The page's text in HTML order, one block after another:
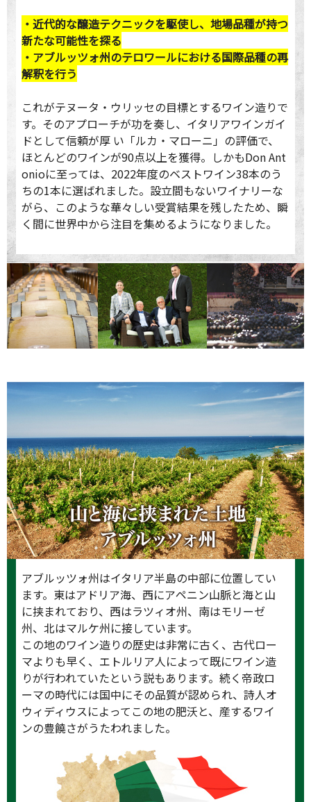
・近代的な醸造テクニックを駆使し、地場品種が持つ
新たな可能性を探る
・アブルッツォ州のテロワールにおける国際品種の再
解釈を行う
これがテヌータ・ウリッセの目標とするワイン造りで
す。そのアプローチが功を奏し、イタリアワインガイ
ドとして信頼が厚 い「ルカ・マローニ」の評価で、
ほとんどのワインが90点以上を獲得。しかもDon Ant
onioに至っては、2022年度のベストワイン38本のう
ちの1本に選ばれました。設立間もないワイナリーな
がら、このような華々しい受賞結果を残したため、瞬
く間に世界中から注目を集めるようになりました。
アブルッツォ州はイタリア半島の中部に位置してい
ます。東はアドリア海、西にアペニン山脈と海と山
に挟まれており、西はラツィオ州、南はモリーゼ
州、北はマルケ州に接しています。
この地のワイン造りの歴史は非常に古く、古代ロー
マよりも早く、エトルリア人によって既にワイン造
りが行われていたという説もあります。続く帝政ロ
ーマの時代には国中にその品質が認められ、詩人オ
ウィディウスによってこの地の肥沃と、産するワイ
ンの豊饒さがうたわれました。